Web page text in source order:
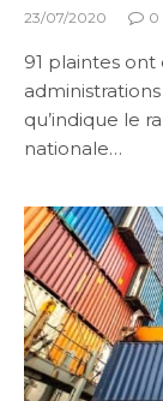
23/07/2020 0
91 plaintes
qu’indique le
nationale…